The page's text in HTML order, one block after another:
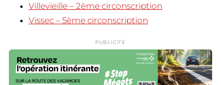
Villevieille – 2ème circonscription
Vissec – 5ème circonscription
PUBLICITÉ